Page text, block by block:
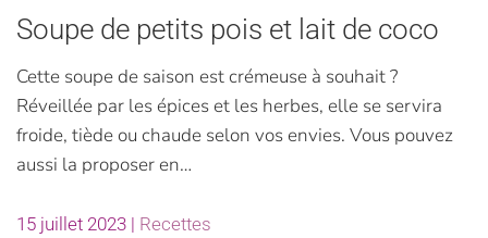
Soupe de petits pois et lait de coco
Cette soupe de saison est crémeuse à souhait ?
Réveillée par les épices et les herbes, elle se servira
froide, tiède ou chaude selon vos envies. Vous pouvez
aussi la proposer en…
15 juillet 2023 | Recettes